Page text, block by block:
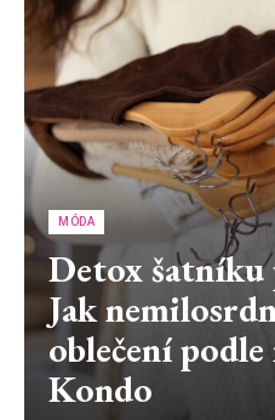
MÓDA
Detox šatníku
Jak
oblečení
Kondo